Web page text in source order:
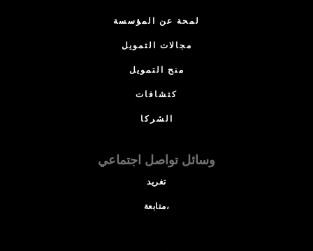
لمحة عن المؤسسة
مجالات التمويل
منح التمويل
كتشافات
الشركا
وسائل تواصل اجتماعي
تغريد
متابعة،